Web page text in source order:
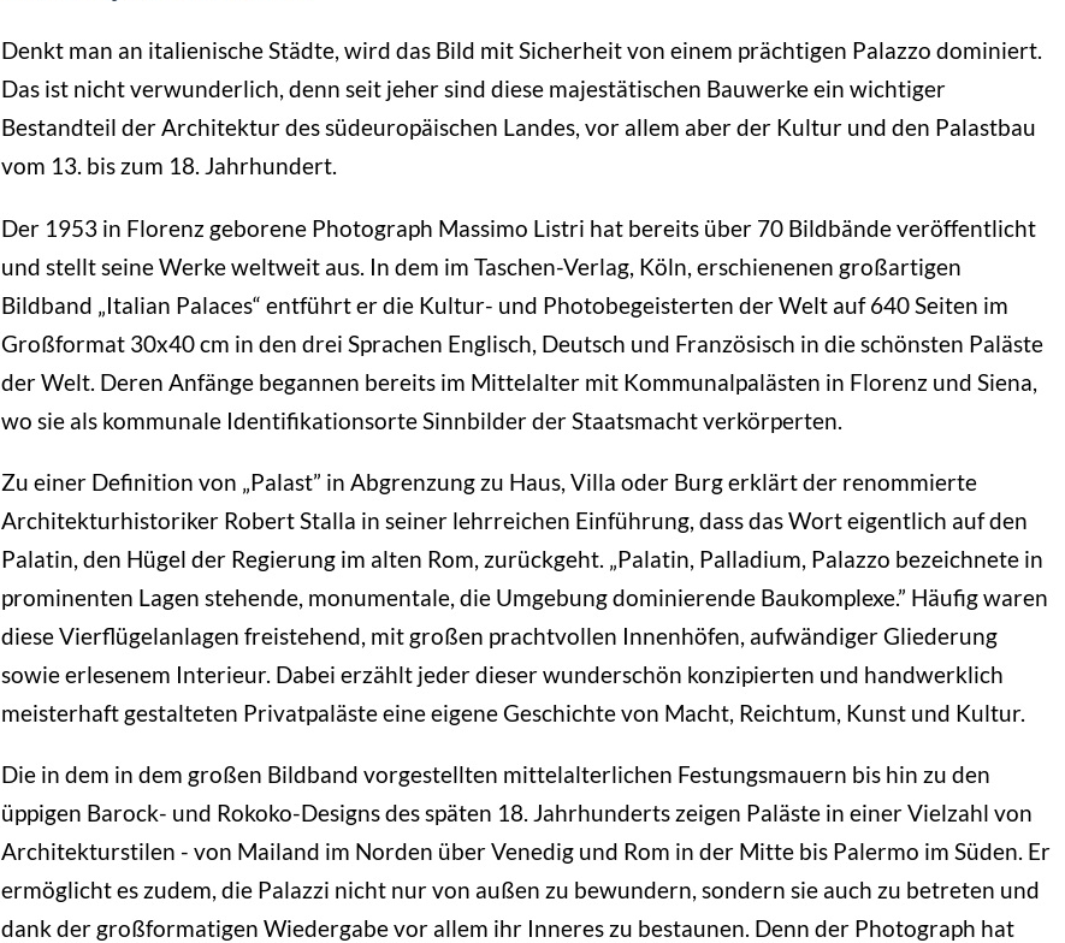
Denkt man an italienische Städte, wird das Bild mit Sicherheit von einem prächtigen Palazzo dominiert.
Das ist nicht verwunderlich, denn seit jeher sind diese majestätischen Bauwerke ein wichtiger
Bestandteil der Architektur des südeuropäischen Landes, vor allem aber der Kultur und den Palastbau
vom 13. bis zum 18. Jahrhundert.
Der 1953 in Florenz geborene Photograph Massimo Listri hat bereits über 70 Bildbände veröffentlicht
und stellt seine Werke weltweit aus. In dem im Taschen-Verlag, Köln, erschienenen großartigen
Bildband „Italian Palaces“ entführt er die Kultur- und Photobegeisterten der Welt auf 640 Seiten im
Großformat 30x40 cm in den drei Sprachen Englisch, Deutsch und Französisch in die schönsten Paläste
der Welt. Deren Anfänge begannen bereits im Mittelalter mit Kommunalpalästen in Florenz und Siena,
wo sie als kommunale Identifikationsorte Sinnbilder der Staatsmacht verkörperten.
Zu einer Definition von „Palast” in Abgrenzung zu Haus, Villa oder Burg erklärt der renommierte
Architekturhistoriker Robert Stalla in seiner lehrreichen Einführung, dass das Wort eigentlich auf den
Palatin, den Hügel der Regierung im alten Rom, zurückgeht. „Palatin, Palladium, Palazzo bezeichnete in
prominenten Lagen stehende, monumentale, die Umgebung dominierende Baukomplexe.” Häufig waren
diese Vierflügelanlagen freistehend, mit großen prachtvollen Innenhöfen, aufwändiger Gliederung
sowie erlesenem Interieur. Dabei erzählt jeder dieser wunderschön konzipierten und handwerklich
meisterhaft gestalteten Privatpaläste eine eigene Geschichte von Macht, Reichtum, Kunst und Kultur.
Die in dem in dem großen Bildband vorgestellten mittelalterlichen Festungsmauern bis hin zu den
üppigen Barock- und Rokoko-Designs des späten 18. Jahrhunderts zeigen Paläste in einer Vielzahl von
Architekturstilen - von Mailand im Norden über Venedig und Rom in der Mitte bis Palermo im Süden. Er
ermöglicht es zudem, die Palazzi nicht nur von außen zu bewundern, sondern sie auch zu betreten und
dank der großformatigen Wiedergabe vor allem ihr Inneres zu bestaunen. Denn der Photograph hat